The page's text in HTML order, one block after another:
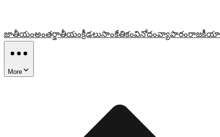
జాతీయంఅంతర్జాతీయంక్రీడలుసాంకేతికంవినోదంవ్యాపారం
More